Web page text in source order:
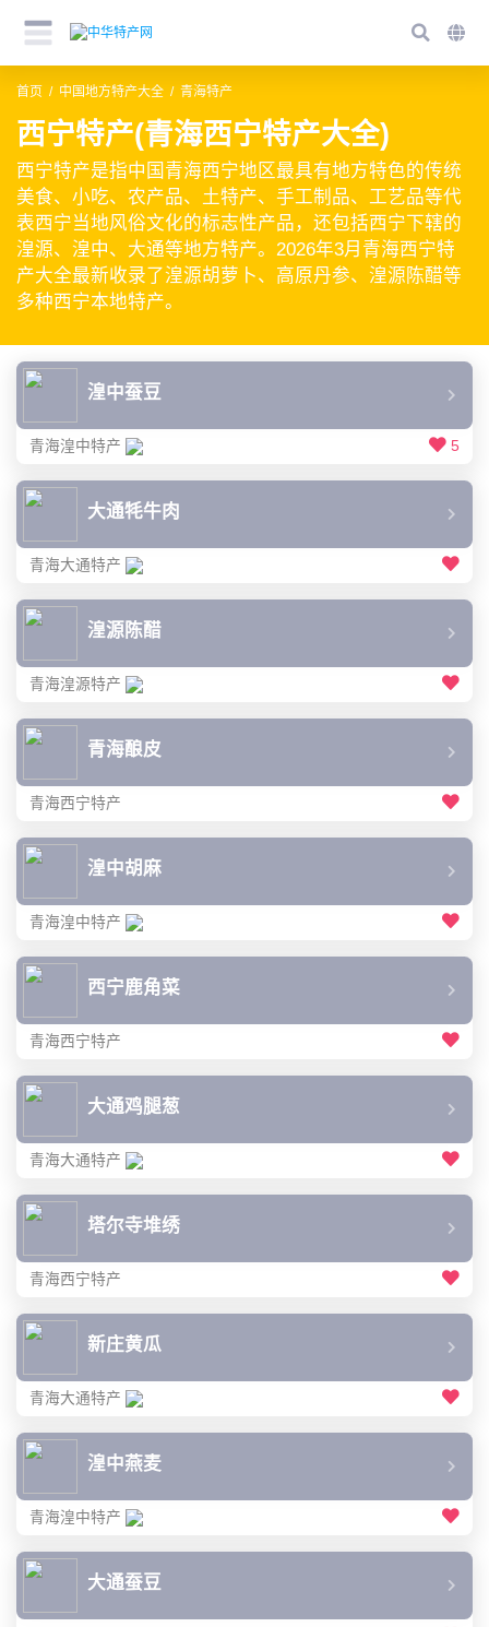
首页 中国地方特产大全 青海特产
西宁特产(青海西宁特产大全)
西宁特产是指中国青海西宁地区最具有地方特色的传统
美食、小吃、农产品、土特产、手工制品、工艺品等代
表西宁当地风俗文化的标志性产品，还包括西宁下辖的
湟源、湟中、大通等地方特产。2026年3月青海西宁特
产大全最新收录了湟源胡萝卜、高原丹参、湟源陈醋等
多种西宁本地特产。
湟中蚕豆
青海湟中特产 5
大通牦牛肉
青海大通特产
湟源陈醋
青海湟源特产
青海酿皮
青海西宁特产
湟中胡麻
青海湟中特产
西宁鹿角菜
青海西宁特产
大通鸡腿葱
青海大通特产
塔尔寺堆绣
青海西宁特产
新庄黄瓜
青海大通特产
湟中燕麦
青海湟中特产
大通蚕豆